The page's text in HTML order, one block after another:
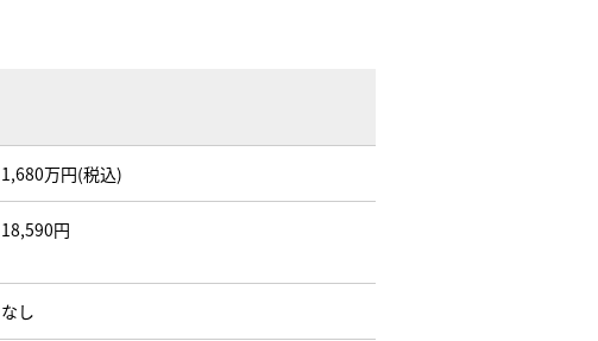
1,680万円(税込)
18,590円
なし